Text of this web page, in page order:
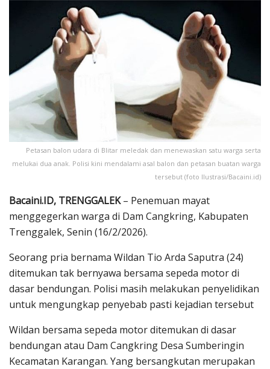
Petasan balon udara di Blitar meledak dan menewaskan satu warga serta
melukai dua anak. Polisi kini mendalami asal balon dan petasan buatan warga
tersebut (foto Ilustrasi/Bacaini.id)
Bacaini.ID, TRENGGALEK– Penemuan mayat
menggegerkan warga di Dam Cangkring, Kabupaten
Trenggalek, Senin (16/2/2026).
Seorang pria bernama Wildan Tio Arda Saputra (24)
ditemukan tak bernyawa bersama sepeda motor di
dasar bendungan. Polisi masih melakukan penyelidikan
untuk mengungkap penyebab pasti kejadian tersebut
Wildan bersama sepeda motor ditemukan di dasar
bendungan atau Dam Cangkring Desa Sumberingin
Kecamatan Karangan. Yang bersangkutan merupakan